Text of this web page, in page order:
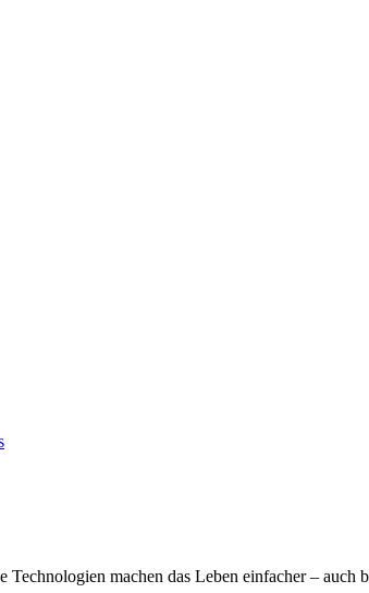
machen das Leben einfacher –